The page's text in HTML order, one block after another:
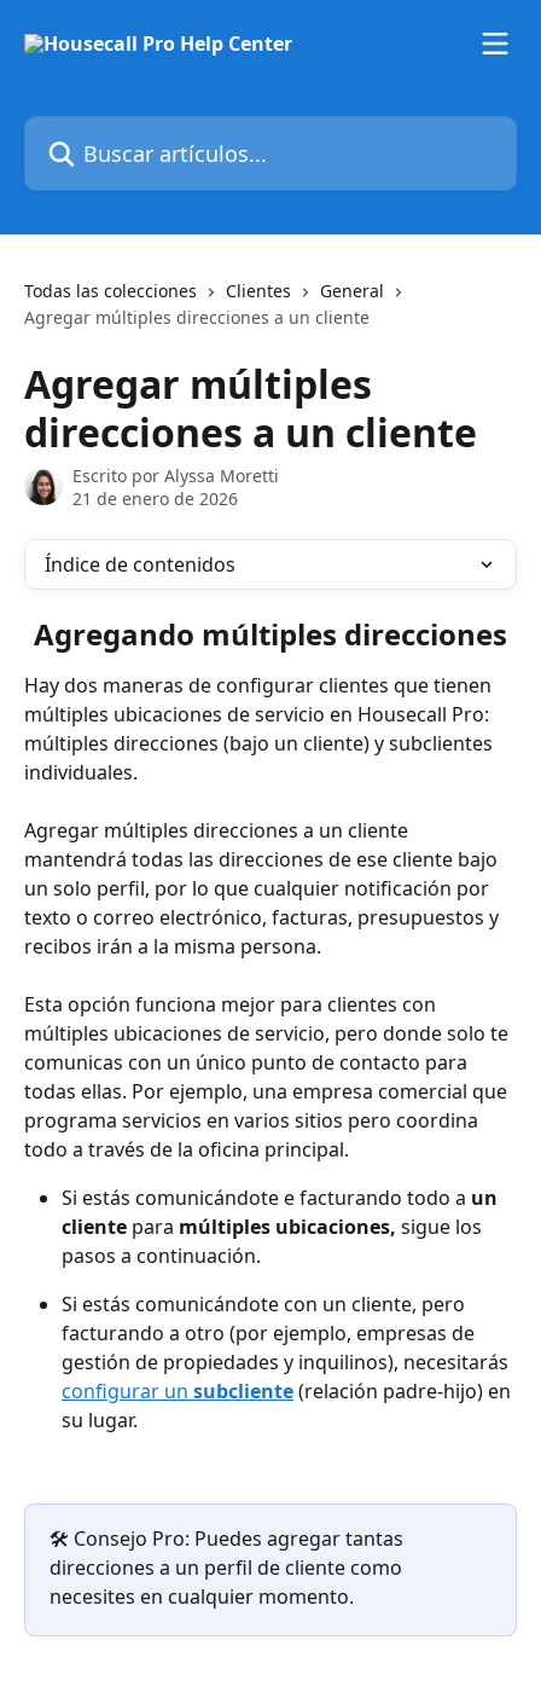
Buscar artículos...
Todas las colecciones Clientes
General
Agregar múltiples direcciones a un cliente
Agregar múltiples
direcciones a un cliente
Escrito por Alyssa Moretti
21 de enero de 2026
Índice de contenidos
Agregando múltiples direcciones
Hay dos maneras de configurar clientes que tienen
múltiples ubicaciones de servicio en Housecall Pro:
múltiples direcciones (bajo un cliente) y subclientes
individuales.
Agregar múltiples direcciones a un cliente
mantendrá todas las direcciones de ese cliente bajo
un solo perfil, por lo que cualquier notificación por
texto o correo electrónico, facturas, presupuestos y
recibos irán a la misma persona.
Esta opción funciona mejor para clientes con
múltiples ubicaciones de servicio, pero donde solo te
comunicas con un único punto de contacto para
todas ellas. Por ejemplo, una empresa comercial que
programa servicios en varios sitios pero coordina
todo a través de la oficina principal.
Si estás comunicándote e facturando todo a un
cliente para múltiples ubicaciones, sigue los
pasos a continuación.
Si estás comunicándote con un cliente, pero
facturando a otro (por ejemplo, empresas de
gestión de propiedades y inquilinos), necesitarás
configurar un subcliente(relación padre-hijo) en
su lugar.
🛠️ Consejo Pro: Puedes agregar tantas
direcciones a un perfil de cliente como
necesites en cualquier momento.